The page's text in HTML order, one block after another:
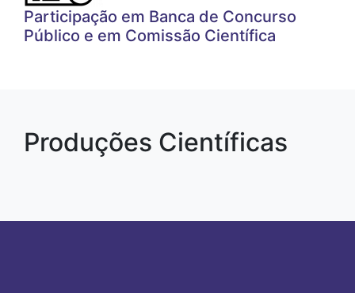
Participação em Banca de Concurso
Público e em Comissão Científica
Produções Científicas